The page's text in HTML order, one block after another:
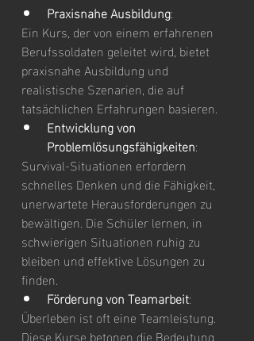
Praxisnahe Ausbildung:
Ein Kurs, der von einem erfahrenen
Berufssoldaten geleitet wird, bietet
praxisnahe Ausbildung und
realistische Szenarien, die auf
tatsächlichen Erfahrungen basieren.
Entwicklung von
Problemlösungsfähigkeiten:
Survival-Situationen erfordern
schnelles Denken und die Fähigkeit,
unerwartete Herausforderungen zu
bewältigen. Die Schüler lernen, in
schwierigen Situationen ruhig zu
bleiben und effektive Lösungen zu
finden.
Förderung von Teamarbeit:
Überleben ist oft eine Teamleistung.
Diese Kurse betonen die Bedeutung